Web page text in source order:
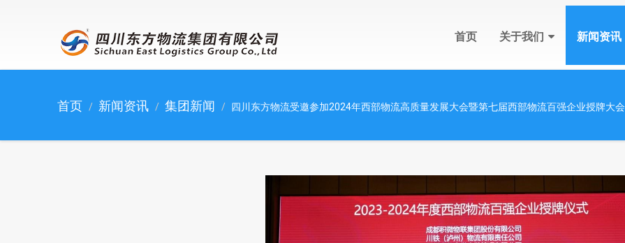
首页 关于我们 新闻资讯
首页 新闻资讯 集团新闻 四川东方物流受邀参加2024年西部物流高质量发展大会暨第七届西部物流百强企业授牌大会